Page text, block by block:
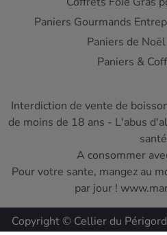
Paniers Gourmands
Paniers de
Paniers &
Interdiction de vente de
de moins de 18 ans - L'abus
santé
A consommer
Pour votre sante, mangez au
par jour !
Copyright © Cellier du